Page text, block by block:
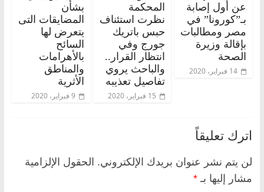
عن أول إصابة
بـ”كورونا” في
مصر ومطالبات
بإقالة وزيرة
الصحة
14 فبراير، 2020
المحكمة
نظرت استئناف
حبس باتريك
جورج وفي
انتظار القرار..
والباحث يروي
تفاصيل تعذيبه
15 فبراير، 2020
بشأن
المضايقات التى
يتعرض لها
السائح
بالأهرامات
والمناطق
الأثرية
9 فبراير، 2020
اترك تعليقاً
لن يتم نشر عنوان بريدك الإلكتروني. الحقول الإلزامية
مشار إليها بـ *